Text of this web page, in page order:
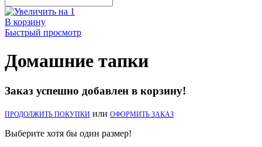
В корзину
Быстрый просмотр
Домашние тапки
Заказ успешно добавлен в корзину!
ПРОДОЛЖИТЬ ПОКУПКИ или ОФОРМИТЬ ЗАКАЗ
Выберите хотя бы один размер!